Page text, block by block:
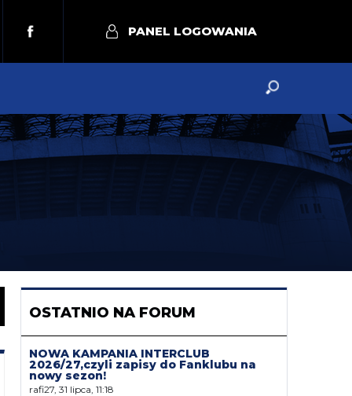
PANEL LOGOWANIA
OSTATNIO NA FORUM
NOWA KAMPANIA INTERCLUB
2026/27,czyli zapisy do Fanklubu na
nowy sezon!
rafi27, 31 lipca, 11:18